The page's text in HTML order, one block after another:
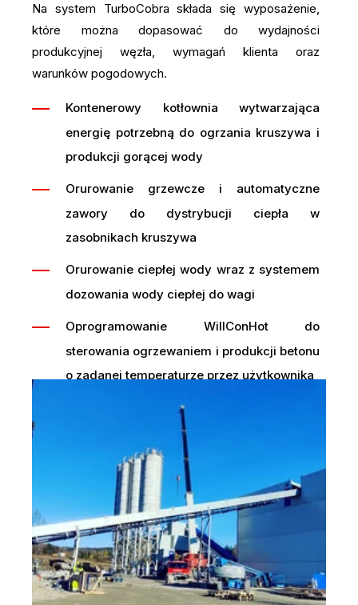
Na system TurboCobra składa się wyposażenie,
które można dopasować do wydajności
produkcyjnej węzła, wymagań klienta oraz
warunków pogodowych.
Kontenerowy kotłownia wytwarzająca
energię potrzebną do ogrzania kruszywa i
produkcji gorącej wody
Orurowanie grzewcze i automatyczne
zawory do dystrybucji ciepła w
zasobnikach kruszywa
Orurowanie ciepłej wody wraz z systemem
dozowania wody ciepłej do wagi
Oprogramowanie WillConHot do
sterowania ogrzewaniem i produkcji betonu
o zadanej temperaturze przez użytkownika